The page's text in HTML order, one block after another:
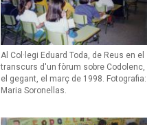
Al Col·legi Eduard Toda, de Reus en el
transcurs d'un fòrum sobre Codolenc,
el gegant, el març de 1998. Fotografia:
Maria Soronellas.